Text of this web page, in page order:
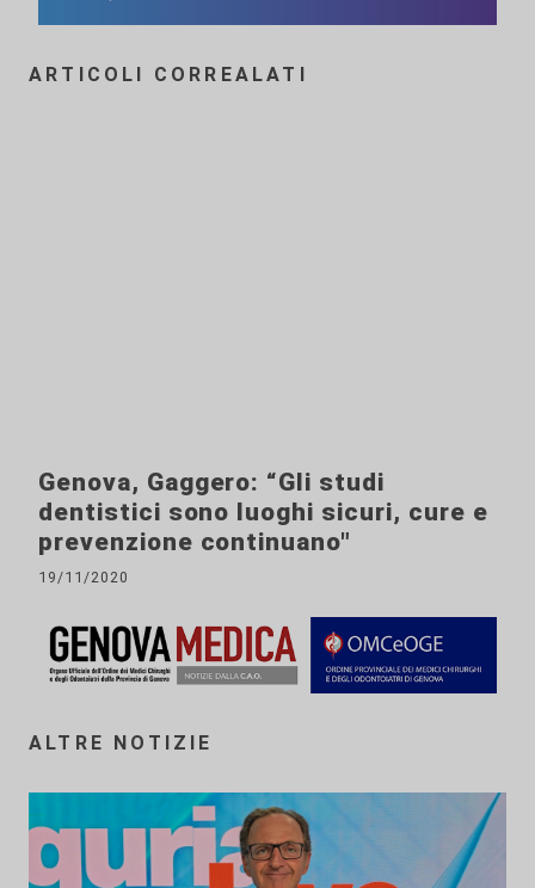
ARTICOLI CORREALATI
Genova, Gaggero: “Gli studi
dentistici sono luoghi sicuri, cure e
prevenzione continuano"
19/11/2020
ALTRE NOTIZIE